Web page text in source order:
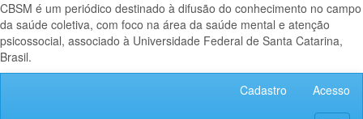
CBSM é um periódico destinado à difusão do conhecimento no campo
da saúde coletiva, com foco na área da saúde mental e atenção
psicossocial, associado à Universidade Federal de Santa Catarina,
Brasil.
Cadastro Acesso